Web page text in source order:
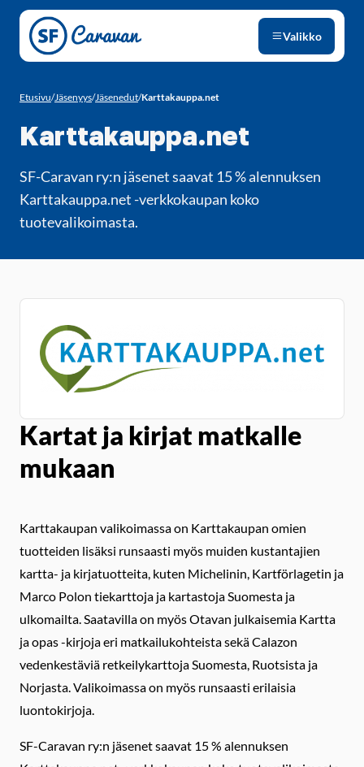
Siirry sivun sisältöön
Valikko
Etusivu/Jäsenyys/Jäsenedut/Karttakauppa.net
Karttakauppa.net
SF-Caravan ry:n jäsenet saavat 15 % alennuksen
Karttakauppa.net -verkkokaupan koko
tuotevalikoimasta.
Kartat ja kirjat matkalle
mukaan
Karttakaupan valikoimassa on Karttakaupan omien
tuotteiden lisäksi runsaasti myös muiden kustantajien
kartta- ja kirjatuotteita, kuten Michelinin, Kartförlagetin ja
Marco Polon tiekarttoja ja kartastoja Suomesta ja
ulkomailta. Saatavilla on myös Otavan julkaisemia Kartta
ja opas -kirjoja eri matkailukohteista sekä Calazon
vedenkestäviä retkeilykarttoja Suomesta, Ruotsista ja
Norjasta. Valikoimassa on myös runsaasti erilaisia
luontokirjoja.
SF-Caravan ry:n jäsenet saavat 15 % alennuksen